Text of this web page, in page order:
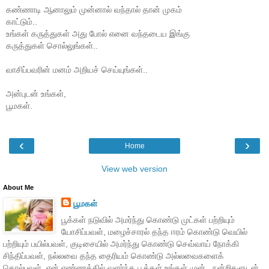
கண்ணாடி ஆனாலும் முன்னால் வந்தால் தான் முகம்
காட்டும்..
உங்கள் கருத்துகள் அது போல் எனை வந்தடைய இங்கு
கருத்துகள் சொல்லுங்கள்..
வாசிப்பவரின் மனம் அறியச் செய்யுங்கள்..
அன்புடன் உங்கள்,
பூமகள்.
‹ ›
Home
View web version
About Me
பூமகள்
பூக்கள் நடுவில் அமர்ந்து கொண்டு முட்கள் பற்றியும்
யோசிப்பவள், மழைச்சாரல் தந்த ஈரம் கொண்டு வெயில்
பற்றியும் பயில்பவள், குடிசையில் அமர்ந்து கொண்டு செவ்வாய் நோக்கி
சிந்திப்பவள், நல்லவை தந்த தைரியம் கொண்டு அல்லவைகளைக்